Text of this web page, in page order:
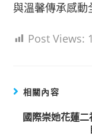
與溫馨傳承感動
Post Views:
相關內容
國際崇她花蓮